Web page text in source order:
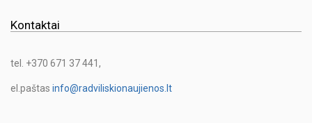
Kontaktai
tel. +370 671 37 441,
el.paštas info@radviliskionaujienos.lt